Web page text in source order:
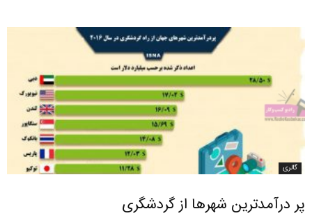
گالری
پر درآمدترین شهرها از گردشگری